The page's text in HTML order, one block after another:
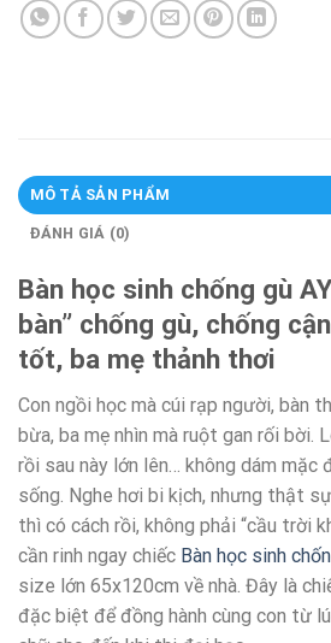
MÔ TẢ SẢN PHẨM
ĐÁNH GIÁ (0)
Bàn học sinh chống gù
bàn” chống gù, chống
tốt, ba mẹ thảnh thơi
Con ngồi học mà cúi rạp người, bàn
bừa, ba mẹ nhìn mà ruột gan rối bời.
rồi sau này lớn lên… không dám mặc
sống. Nghe hơi bi kịch, nhưng thật
thì có cách rồi, không phải “cầu trời
cần rinh ngay chiếc Bàn học sinh
size lớn 65x120cm về nhà. Đây là
đặc biệt để đồng hành cùng con từ